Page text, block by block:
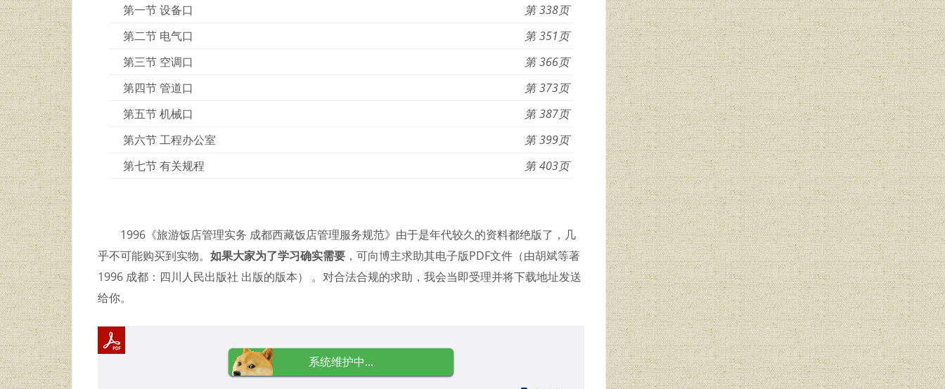
第一节 设备口
338
第二节 电气口
351
第三节 空调口
366
第四节 管道口
373
第五节 机械口
387
第六节 工程办公室
399
第七节 有关规程
403
1996《旅游饭店管理实务 成都西藏饭店管理服务规范》由于是年代较久的资料都绝版了，几
乎不可能购买到实物。 如果大家为了学习确实需要 ，可向博主求助其电子版PDF文件（由胡斌等著
1996 成都：四川人民出版社 出版的版本） 。对合法合规的求助，我会当即受理并将下载地址发送
给你。
系统维护中...